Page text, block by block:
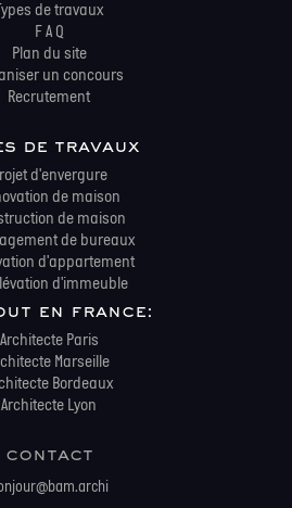
Types de travaux
F A Q
Plan du site
un concours
Recrutement
de travaux
d'envergure
de maison
de maison
de bureaux
d'appartement
d'immeuble
en france:
Architecte Paris
Marseille
Bordeaux
Architecte Lyon
contact